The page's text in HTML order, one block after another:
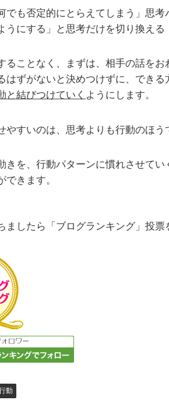
でも否定的にとらえてしまう」思
うにする」と思考だけを切り換える
ることなく、まずは、相手の話をお
はずがないと決めつけずに、でき
と結びつけていく ようにします。
やすいのは、思考よりも行動のほう
きを、行動パターンに慣れさせて
できます。
したら「ブログランキング」投票
動